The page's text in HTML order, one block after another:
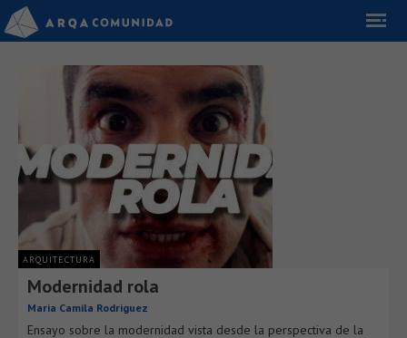
ARQUITECTURA
Modernidad rola
Maria Camila Rodriguez
Ensayo sobre la modernidad vista desde la perspectiva de la